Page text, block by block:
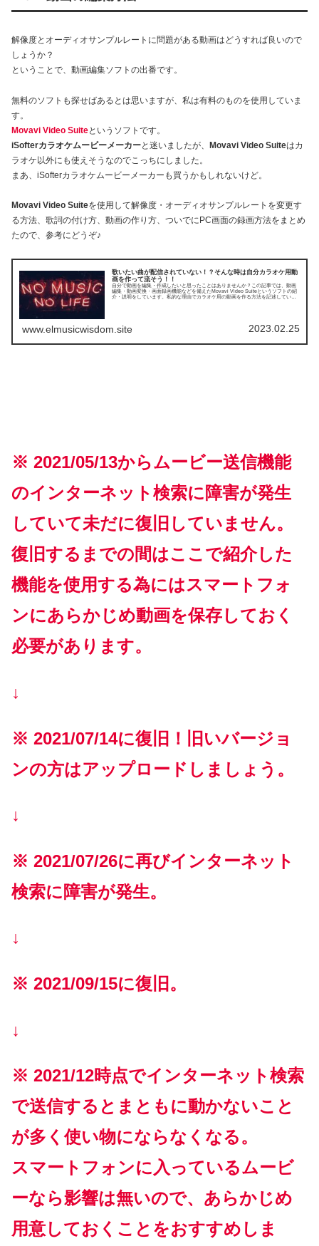
解像度とオーディオサンプルレートに問題がある動画はどうすれば良いので
しょうか？
ということで、動画編集ソフトの出番です。
無料のソフトも探せばあるとは思いますが、私は有料のものを使用していま
す。
Movavi Video Suiteというソフトです。
iSofterカラオケムービーメーカーと迷いましたが、 Movavi Video Suiteはカ
ラオケ以外にも使えそうなのでこっちにしました。
まあ、iSofterカラオケムービーメーカーも買うかもしれないけど。
Movavi Video Suiteを使用して解像度・オーディオサンプルレートを変更す
る方法、歌詞の付け方、動画の作り方、ついでにPC画面の録画方法をまとめ
たので、参考にどうぞ♪
歌いたい曲が配信されていない！？そんな時は自分カラオケ用動
画を作って流そう！！
自分で動画を編集・作成したいと思ったことはありませんか？この記事では、動画
編集・動画変換・画面録画機能などを備えたMovavi Video Suiteというソフトの紹
介・説明をしています。私的な理由でカラオケ用の動画を作る方法を記述していま
www.elmusicwisdom.site 2023.02.25
※ 2021/05/13からムービー送信機能
のインターネット検索に障害が発生
していて未だに復旧していません。
復旧するまでの間はここで紹介した
機能を使用する為にはスマートフォ
ンにあらかじめ動画を保存しておく
必要があります。
↓
※ 2021/07/14に復旧！旧いバージョ
ンの方はアップロードしましょう。
↓
※ 2021/07/26に再びインターネット
検索に障害が発生。
↓
※ 2021/09/15に復旧。
↓
※ 2021/12時点でインターネット検索
で送信するとまともに動かないこと
が多く使い物にならなくなる。
スマートフォンに入っているムービ
ーなら影響は無いので、 あらかじめ
用意しておく ことをおすすめしま